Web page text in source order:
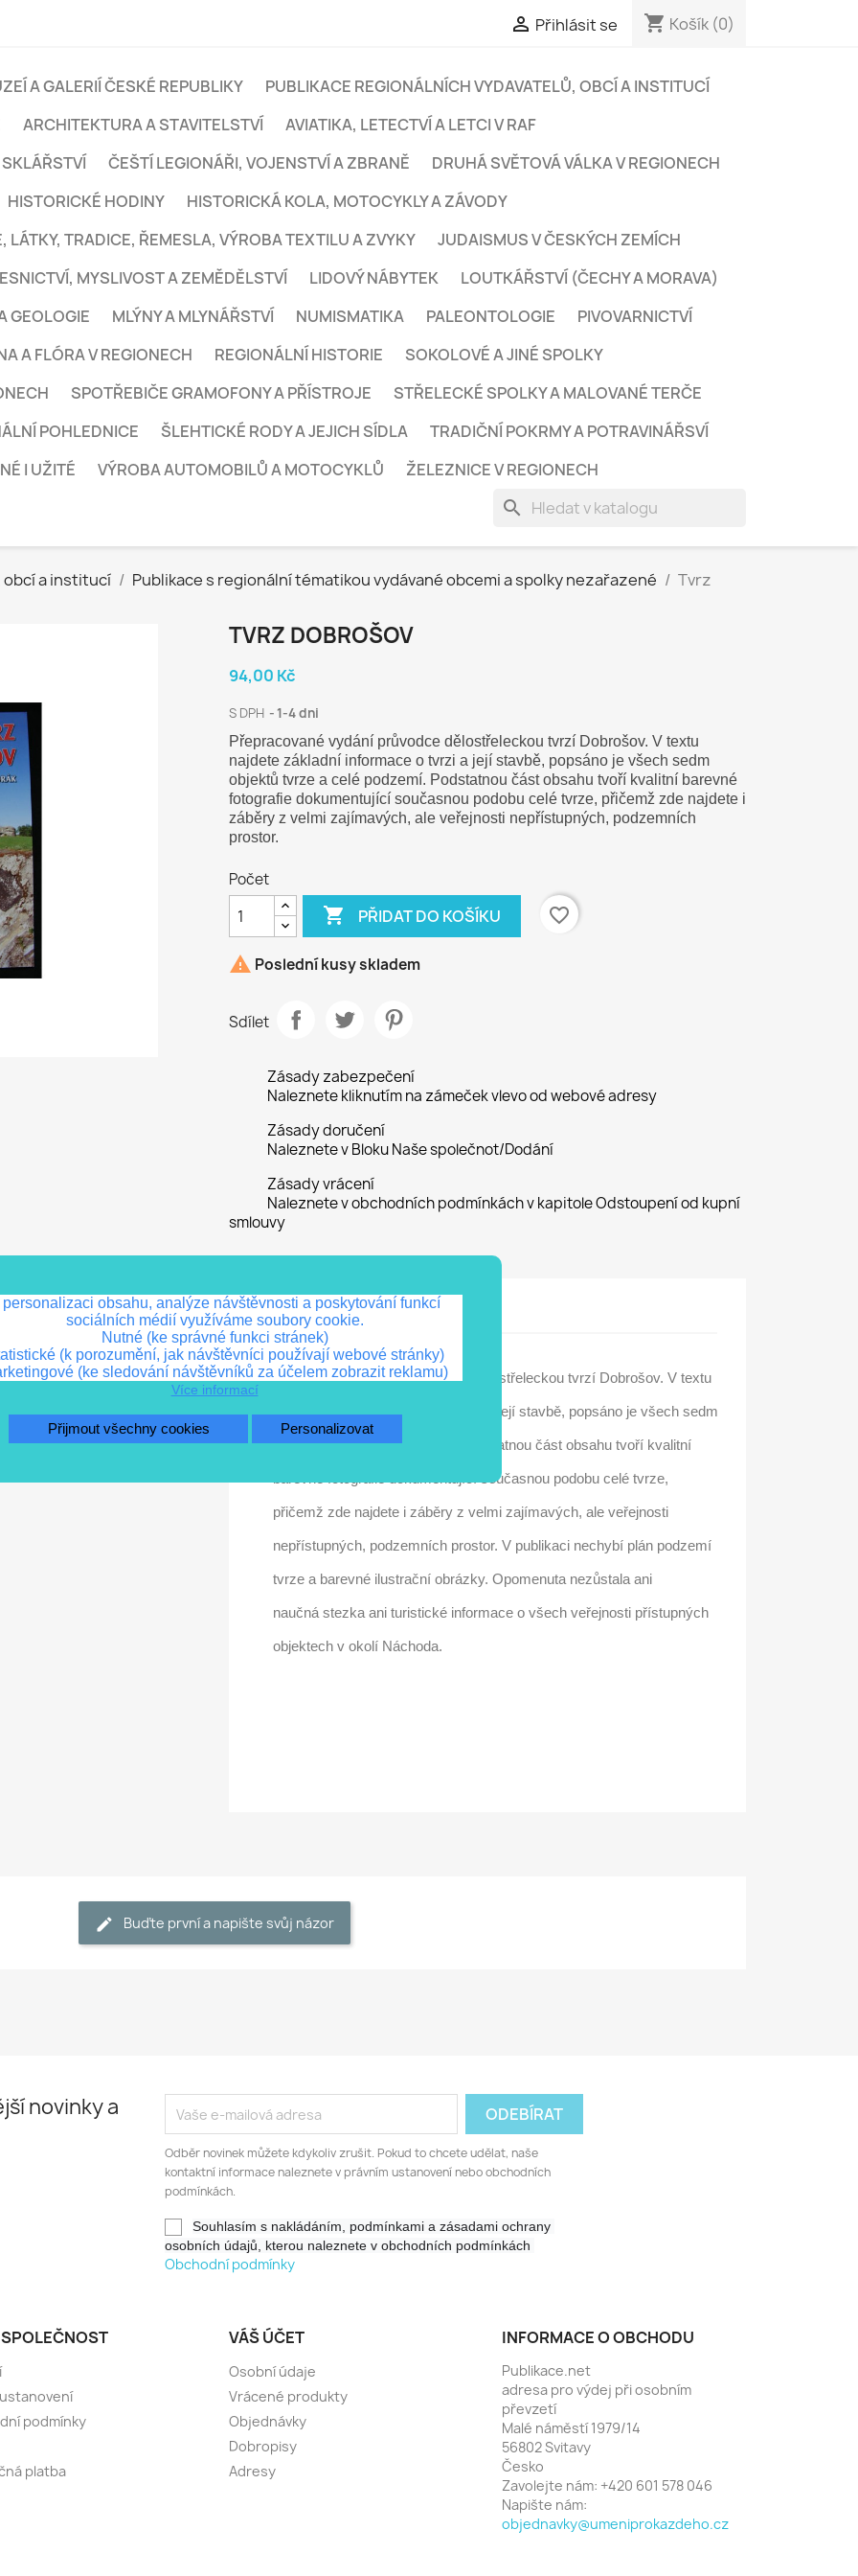
personalizaci obsahu, analýze návštěvnosti a poskytování funkcí
sociálních médií využíváme soubory cookie.
Nutné (ke správné funkci stránek)
(k porozumění, jak návštěvníci používají webové stránky)
(ke sledování návštěvníků za účelem zobrazit reklamu)
Více informací
Přijmout všechny cookies Personalizovat
 Přihlásit se shopping_cart Košík (0)
A GALERIÍ ČESKÉ REPUBLIKY
PUBLIKACE REGIONÁLNÍCH VYDAVATELŮ, OBCÍ A INSTITUCÍ
ARCHITEKTURA A STAVITELSTVÍ
AVIATIKA, LETECTVÍ A LETCI V RAF
ČEŠTÍ LEGIONÁŘI, VOJENSTVÍ A ZBRANĚ
DRUHÁ SVĚTOVÁ VÁLKA V REGIONECH
HISTORICKÉ HODINY
HISTORICKÁ KOLA, MOTOCYKLY A ZÁVODY
LÁTKY, TRADICE, ŘEMESLA, VÝROBA TEXTILU A ZVYKY
JUDAISMUS V ČESKÝCH ZEMÍCH
MYSLIVOST A ZEMĚDĚLSTVÍ LIDOVÝ NÁBYTEK
LOUTKÁŘSTVÍ (ČECHY A MORAVA)
GEOLOGIE
MLÝNY A MLYNÁŘSTVÍ NUMISMATIKA PALEONTOLOGIE
PIVOVARNICTVÍ
A FLÓRA V REGIONECH
REGIONÁLNÍ HISTORIE
SOKOLOVÉ A JINÉ SPOLKY
SPOTŘEBIČE GRAMOFONY A PŘÍSTROJE
STŘELECKÉ SPOLKY A MALOVANÉ TERČE
POHLEDNICE
ŠLEHTICKÉ RODY A JEJICH SÍDLA
TRADIČNÍ POKRMY A POTRAVINÁŘSVÍ
I UŽITÉ
VÝROBA AUTOMOBILŮ A MOTOCYKLŮ ŽELEZNICE V REGIONECH
search
obcí a institucí Publikace s regionální tématikou vydávané obcemi a spolky nezařazené
Tvrz
TVRZ DOBROŠOV
94,00 Kč
S DPH 1-4 dni
Přepracované vydání průvodce dělostřeleckou tvrzí Dobrošov. V textu
najdete základní informace o tvrzi a její stavbě, popsáno je všech sedm
objektů tvrze a celé podzemí. Podstatnou část obsahu tvoří kvalitní barevné
fotografie dokumentující současnou podobu celé tvrze, přičemž zde najdete i
záběry z velmi zajímavých, ale veřejnosti nepřístupných, podzemních
prostor.
Počet
 PŘIDAT DO KOŠÍKU favorite_border
 Poslední kusy skladem
Sdílet
Zásady zabezpečení
Naleznete kliknutím na zámeček vlevo od webové adresy
Zásady doručení
Naleznete v Bloku Naše společnot/Dodání
Zásady vrácení
Naleznete v obchodních podmínkách v kapitole Odstoupení od kupní
smlouvy
Popis Detaily produktu
Přepracované vydání průvodce dělostřeleckou tvrzí Dobrošov. V textu
najdete základní informace o tvrzi a její stavbě, popsáno je všech sedm
objektů tvrze a celé podzemí. Podstatnou část obsahu tvoří kvalitní
barevné fotografie dokumentující současnou podobu celé tvrze,
přičemž zde najdete i záběry z velmi zajímavých, ale veřejnosti
nepřístupných, podzemních prostor. V publikaci nechybí plán podzemí
tvrze a barevné ilustrační obrázky. Opomenuta nezůstala ani
naučná stezka ani turistické informace o všech veřejnosti přístupných
objektech v okolí Náchoda.
Buďte první a napište svůj názor
novinky a
Odběr novinek můžete kdykoliv zrušit. Pokud to chcete udělat, naše
kontaktní informace naleznete v právním ustanovení nebo obchodních
podmínkách.
Souhlasím s nakládáním, podmínkami a zásadami
Obchodní podmínky
podmínky
platba
VÁŠ ÚČET
Osobní údaje
Vrácené produkty
Objednávky
Dobropisy
Adresy
INFORMACE O OBCHODU
Publikace.net
adresa pro výdej při osobním
převzetí
Malé náměstí 1979/14
56802 Svitavy
Česko
Zavolejte nám: +420 601 578 046
Napište nám:
objednavky@umeniprokazdeho.cz